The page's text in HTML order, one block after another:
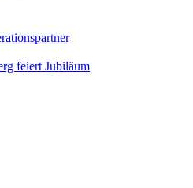
feiert Jubiläum